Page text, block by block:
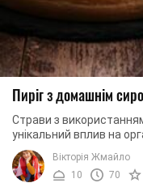
Пиріг з домашнім
Страви з
унікальний вплив на
забезпечують
Вікторія Жмайло
10
70